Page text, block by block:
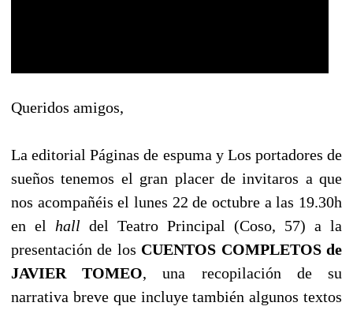
Queridos amigos,
La editorial Páginas de espuma y Los portadores de
sueños tenemos el gran placer de invitaros a que
nos acompañéis el lunes 22 de octubre a las 19.30h
en el hall del Teatro Principal (Coso, 57) a la
presentación de los CUENTOS COMPLETOS de
JAVIER TOMEO, una recopilación de su
narrativa breve que incluye también algunos textos